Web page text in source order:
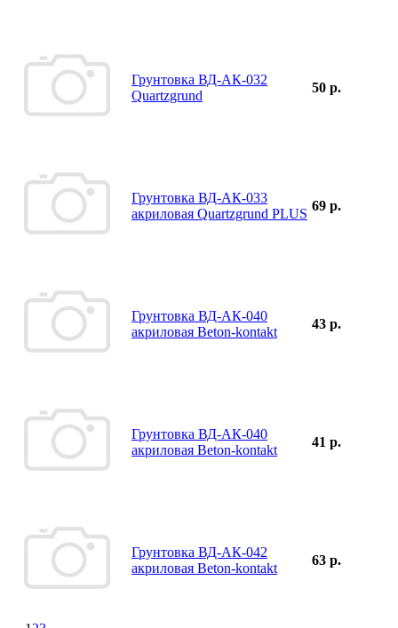
Грунтовка ВД-АК-032
Quartzgrund
50 р.
Грунтовка ВД-АК-033
акриловая Quartzgrund PLUS
69 р.
Грунтовка ВД-АК-040
акриловая Beton-kontakt
43 р.
Грунтовка ВД-АК-040
акриловая Beton-kontakt
41 р.
Грунтовка ВД-АК-042
акриловая Beton-kontakt
63 р.